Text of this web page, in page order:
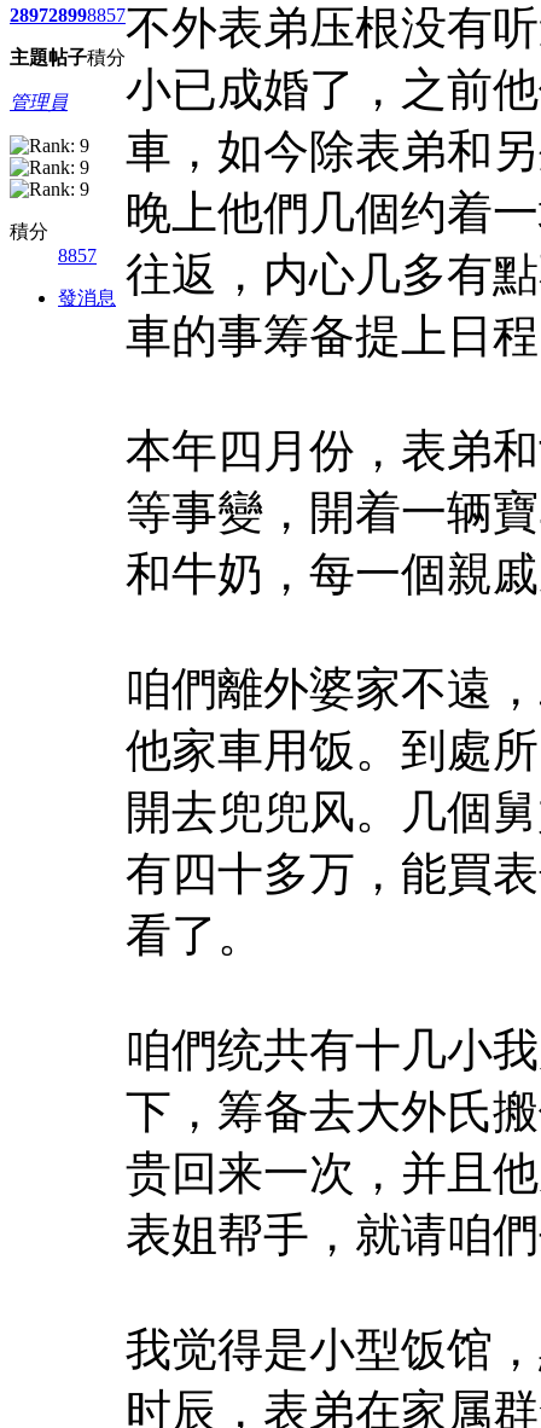
2897
主題
2899
帖子
8857
積分
管理員
積分
8857
發消息
不外表弟压根没有
小已成婚了，之前
車，如今除表弟和
晚上他們几個约着
往返，内心几多有
車的事筹备提上日
本年四月份，表弟
等事變，開着一辆
和牛奶，每一個親
咱們離外婆家不遠
他家車用饭。到處
開去兜兜风。几個
有四十多万，能買
看了。
咱們统共有十几小
下，筹备去大外氏
贵回来一次，并且
表姐帮手，就请咱
我觉得是小型饭馆
时辰，表弟在家属